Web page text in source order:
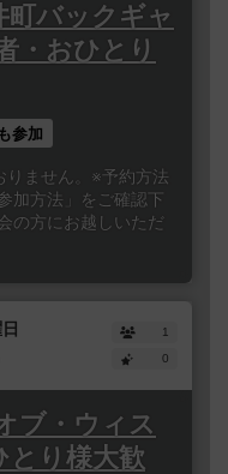
町バックギャ
・おひとり
参加
りません。※予約方法
加方法」をご確認下
の方にお越しいただ
1
0
ブ・ウィス
とり様大歓